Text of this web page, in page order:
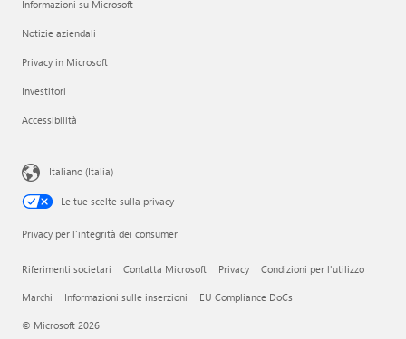
Informazioni su Microsoft
Notizie aziendali
Privacy in Microsoft
Investitori
Accessibilità
Italiano (Italia)
Le tue scelte sulla privacy
Privacy per l'integrità dei consumer
Riferimenti societari Contatta Microsoft Privacy Condizioni per l'utilizzo
Marchi Informazioni sulle inserzioni EU Compliance DoCs
© Microsoft 2026